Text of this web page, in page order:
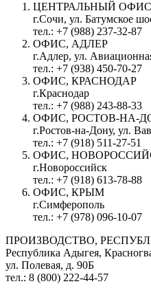
ЦЕНТРАЛЬНЫЙ ОФИС
г.Сочи, ул. Батумское
тел.: +7 (988) 237-32-87
ОФИС, АДЛЕР
г.Адлер, ул.
тел.: +7 (938) 450-70-27
ОФИС, КРАСНОДАР
г.Краснодар
тел.: +7 (988) 243-88-33
ОФИС, РОСТОВ-НА-
г.Ростов-на-Дону, ул.
тел.: +7 (918) 511-27-51
ОФИС,
г.Новороссийск
тел.: +7 (918) 613-78-88
ОФИС, КРЫМ
г.Симферополь
тел.: +7 (978) 096-10-07
ПРОИЗВОДСТВО,
Республика Адыгея,
ул. Полевая, д. 90Б
тел.: 8 (800) 222-44-57